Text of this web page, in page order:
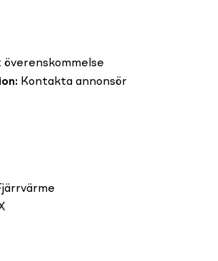
överenskommelse
: Kontakta annonsör